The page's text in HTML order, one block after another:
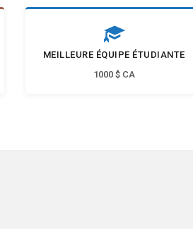
MEILLEURE ÉQUIPE ÉTUDIANTE
1000 $ CA